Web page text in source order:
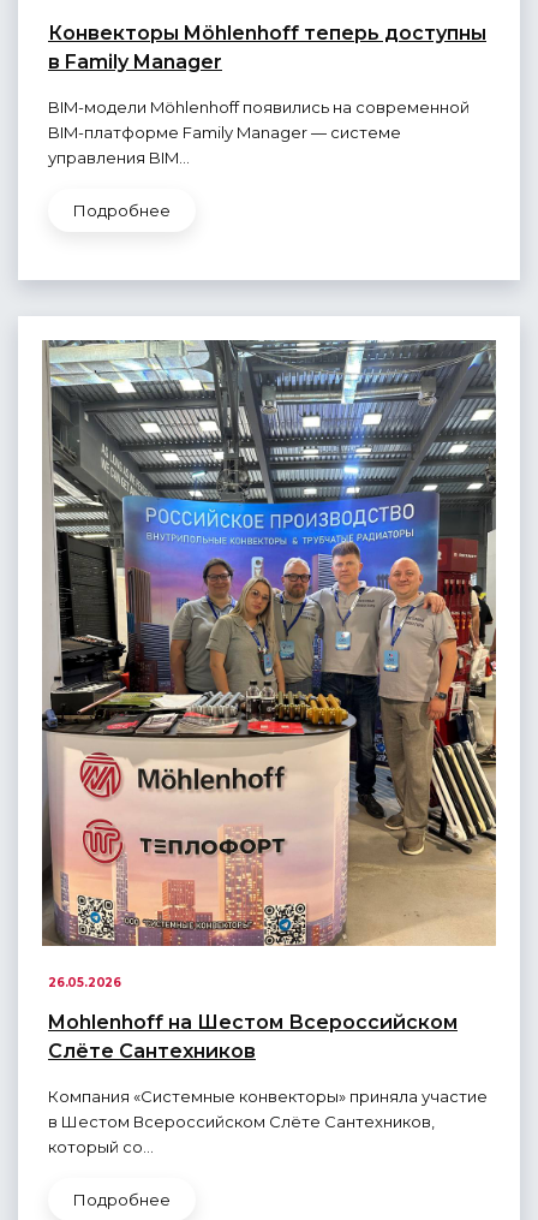
Конвекторы Möhlenhoff теперь доступны
в Family Manager
BIM-модели Möhlenhoff появились на современной
BIM-платформе Family Manager — системе
управления BIM...
Подробнее
26.05.2026
Mohlenhoff на Шестом Всероссийском
Слёте Сантехников
Компания «Системные конвекторы» приняла участие
в Шестом Всероссийском Слёте Сантехников,
который со...
Подробнее